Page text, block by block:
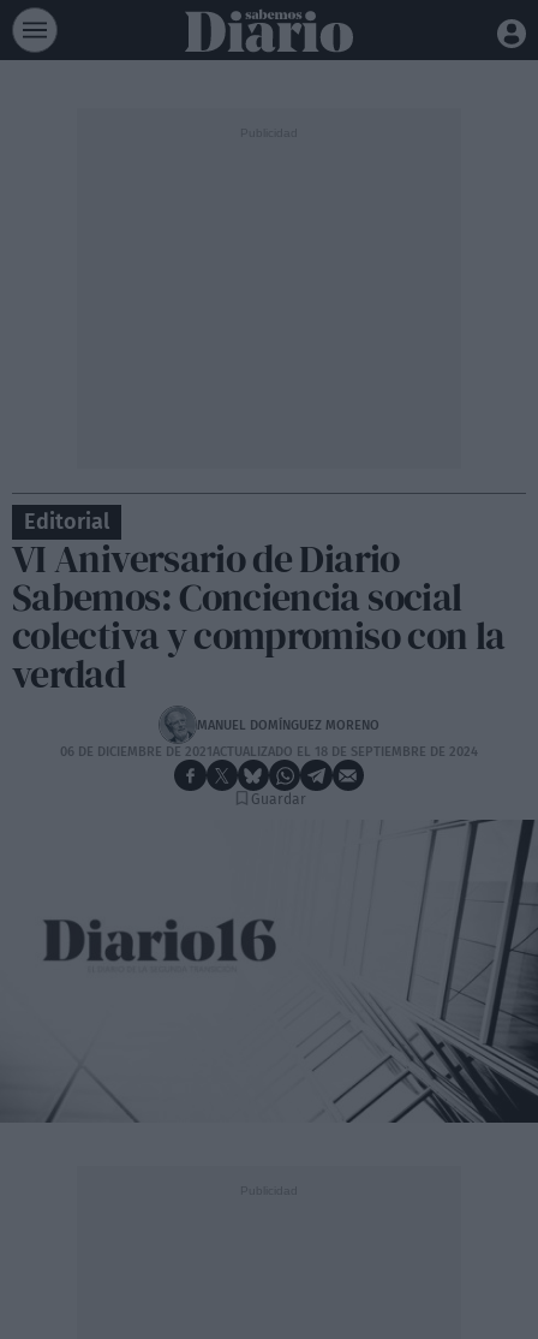
Editorial
VI Aniversario de Diario
Sabemos: Conciencia social
colectiva y compromiso con la
verdad
MANUEL DOMÍNGUEZ MORENO
06 DE DICIEMBRE DE 2021ACTUALIZADO EL 18 DE SEPTIEMBRE DE 2024
Guardar